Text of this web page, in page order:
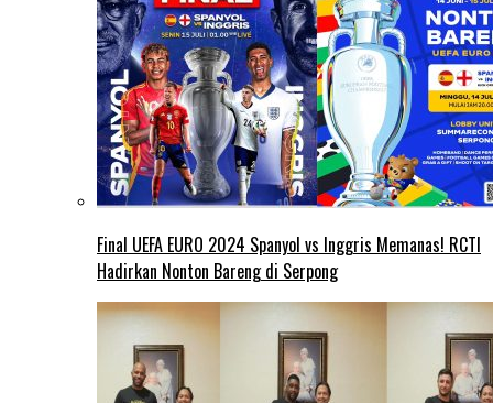
Final UEFA EURO 2024 Spanyol vs Inggris Memanas! RCTI
Hadirkan Nonton Bareng di Serpong